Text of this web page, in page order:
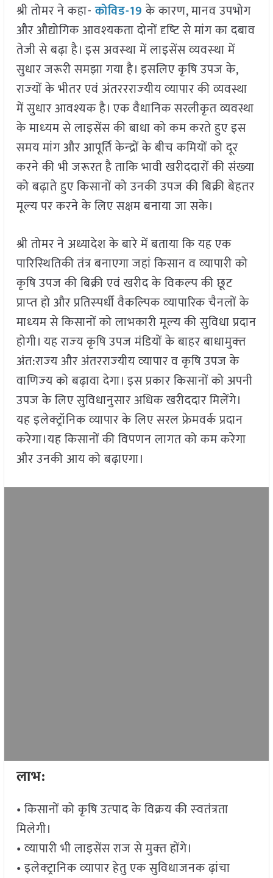
श्री तोमर ने कहा-कोविड-19के कारण, मानव उपभोग
और औद्योगिक आवश्‍यकता दोनों दृष्‍टि से मांग का दबाव
तेजी से बढ़ा है। इस अवस्‍था में लाइसेंस व्‍यवस्‍था में
सुधार जरूरी समझा गया है। इसलिए कृषि उपज के,
राज्‍यों के भीतर एवं अंतररराज्‍यीय व्‍यापार की व्यवस्था
में सुधार आवश्यक है। एक वैधानिक सरलीकृत व्यवस्था
के माध्‍यम से लाइसेंस की बाधा को कम करते हुए इस
समय मांग और आपूर्ति केन्‍द्रों के बीच कमियों को दूर
करने की भी जरूरत है ताकि भावी खरीददारों की संख्‍या
को बढ़ाते हुए किसानों को उनकी उपज की बिक्री बेहतर
मूल्‍य पर करने के लिए सक्षम बनाया जा सके।​
​श्री तोमर ने अध्यादेश के बारे में बताया कि यह एक
पारिस्‍थितिकी तंत्र बनाएगा जहां किसान व व्‍यापारी को
कृषि उपज की बिक्री एवं खरीद के विकल्‍प की छूट
प्राप्‍त हो और प्रतिस्‍पर्धी वैकल्‍पिक व्‍यापारिक चैनलों के
माध्‍यम से किसानों को लाभकारी मूल्‍य की सुविधा प्रदान
होगी। यह राज्‍य कृषि उपज मंडियों के बाहर बाधामुक्‍त
अंत:राज्‍य और अंतरराज्‍यीय व्‍यापार व कृषि उपज के
वाणिज्‍य को बढ़ावा देगा। इस प्रकार किसानों को अपनी
उपज के लिए सुविधानुसार अधिक खरीददार मिलेंगे।
यह इलेक्‍ट्रॉनिक व्‍यापार के लिए सरल फ्रेमवर्क प्रदान
करेगा।यह किसानों की विपणन लागत को कम करेगा
और उनकी आय को बढ़ाएगा।
लाभ:
• किसानों को कृषि उत्‍पाद के विक्रय की स्‍वतंत्रता
मिलेगी।
• व्‍यापारी भी लाइसेंस राज से मुक्‍त होंगे।
• इलेक्‍ट्रानिक व्‍यापार हेतु एक सुविधाजनक ढ़ांचा